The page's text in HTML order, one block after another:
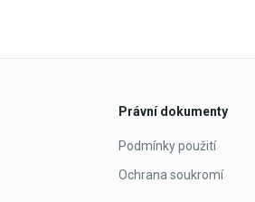
Právní dokumenty
Podmínky použití
Ochrana soukromí